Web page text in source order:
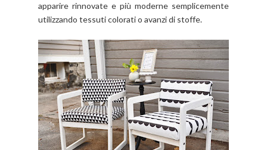
apparire rinnovate e più moderne semplicemente
utilizzando tessuti colorati o avanzi di stoffe.